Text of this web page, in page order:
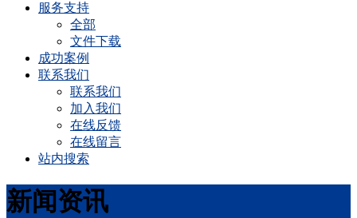
服务支持
全部
文件下载
成功案例
联系我们
联系我们
加入我们
在线反馈
在线留言
站内搜索
新闻资讯